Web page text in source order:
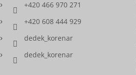
+420 466 970 271
+420 608 444 929
dedek_korenar
dedek_korenar